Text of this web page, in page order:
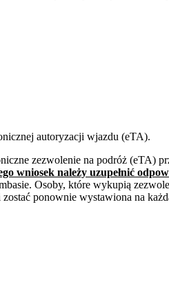
autoryzacji wjazdu (eTA).
zezwolenie na podróż (eTA)
wniosek należy uzupełnić
Osoby, które wykupią
ponownie wystawiona na